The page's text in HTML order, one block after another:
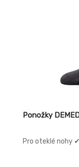
Ponožky
Pro oteklé nohy